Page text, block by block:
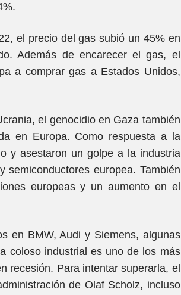
el precio del gas subió un 45% en
Además de encarecer el gas, el
a comprar gas a Estados Unidos,
el genocidio en Gaza también
en Europa. Como respuesta a la
y asestaron un golpe a la industria
semiconductores europea. También
europeas y un aumento en el
en BMW, Audi y Siemens, algunas
coloso industrial es uno de los más
recesión. Para intentar superarla, el
de Olaf Scholz, incluso